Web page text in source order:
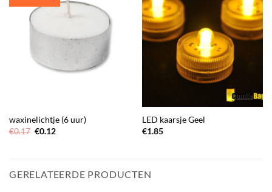
waxinelichtje (6 uur)
€0.17 Oorspronkelijke
€0.12Huidige
LED kaarsje Geel
€1.85
GERELATEERDE PRODUCTEN